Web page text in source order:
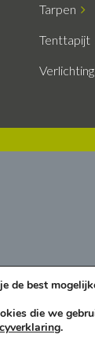
Tarpen
Tenttapijt
Verlichting
de best
die we
.